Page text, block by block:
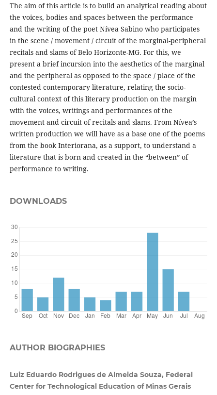
The aim of this article is to build an analytical reading about
the voices, bodies and spaces between the performance
and the writing of the poet Nívea Sabino who participates
in the scene / movement / circuit of the marginal-peripheral
recitals and slams of Belo Horizonte-MG. For this, we
present a brief incursion into the aesthetics of the marginal
and the peripheral as opposed to the space / place of the
contested contemporary literature, relating the socio-
cultural context of this literary production on the margin
with the voices, writings and performances of the
movement and circuit of recitals and slams. From Nívea’s
written production we will have as a base one of the poems
from the book Interiorana, as a support, to understand a
literature that is born and created in the “between” of
performance to writing.
DOWNLOADS
AUTHOR BIOGRAPHIES
Luiz Eduardo Rodrigues de Almeida Souza, Federal
Center for Technological Education of Minas Gerais